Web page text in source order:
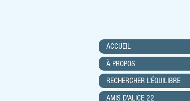
ACCUEIL
À PROPOS
RECHERCHER L'ÉQUILIBRE
AMIS D'ALICE 22